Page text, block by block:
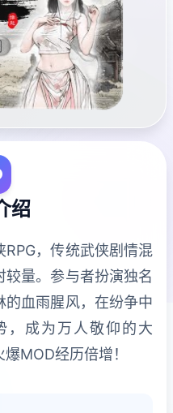
绍
RPG，传统武侠剧情混
量。参与者扮演独名
的血雨腥风，在纷争中
，成为万人敬仰的大
MOD经历倍增！